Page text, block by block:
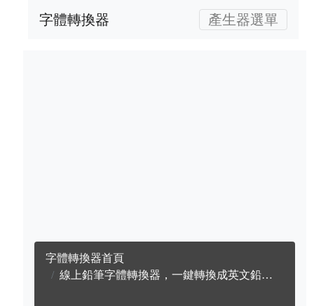
字體轉換器 產生器選單
字體轉換器首頁
線上鉛筆字體轉換器，一鍵轉換成英文鉛筆字體